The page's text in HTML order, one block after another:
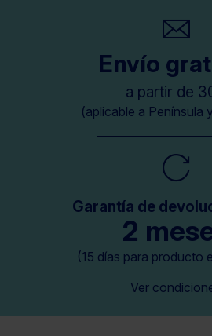
Envío
a partir de
(aplicable a Península
Garantía de
2
(15 días para producto
Ver